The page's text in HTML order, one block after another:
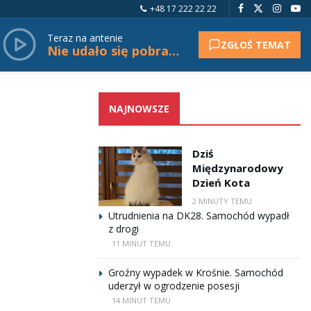
+48 17 222 22 22
Teraz na antenie
Nie udało się pobrać tytułu. ZGŁOŚ TEMAT
NAJNOWSZE
Dziś
Międzynarodowy
Dzień Kota
2 MINUTY TEMU
Utrudnienia na DK28. Samochód wypadł
z drogi
11 MINUT TEMU
Groźny wypadek w Krośnie. Samochód
uderzył w ogrodzenie posesji
14 MINUT TEMU